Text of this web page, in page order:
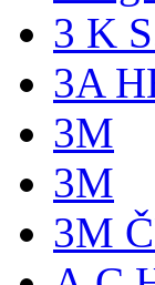
3 K
3A
3M
3M
3M